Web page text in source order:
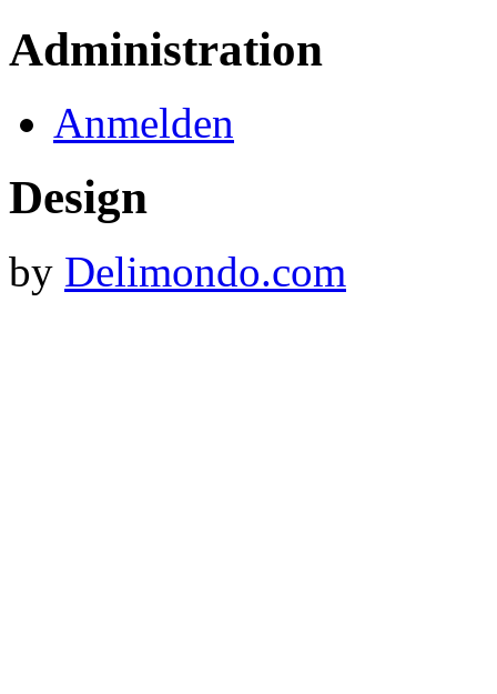
Administration
Anmelden
Design
by Delimondo.com